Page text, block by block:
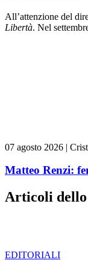
All’attenzione del
Libertà. Nel
07 agosto 2026 |
Matteo Renzi:
Articoli dello
EDITORIALI